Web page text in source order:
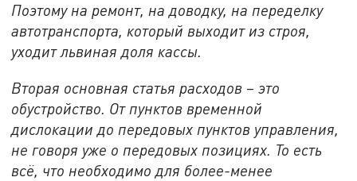
Поэтому на ремонт, на доводку, на переделку
автотранспорта, который выходит из строя,
уходит львиная доля кассы.
Вторая основная статья расходов – это
обустройство. От пунктов временной
дислокации до передовых пунктов управления,
не говоря уже о передовых позициях. То есть
всё, что необходимо для более-менее